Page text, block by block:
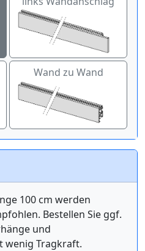
Wand zu Wand
cm werden
Bestellen Sie ggf.
und
Tragkraft.